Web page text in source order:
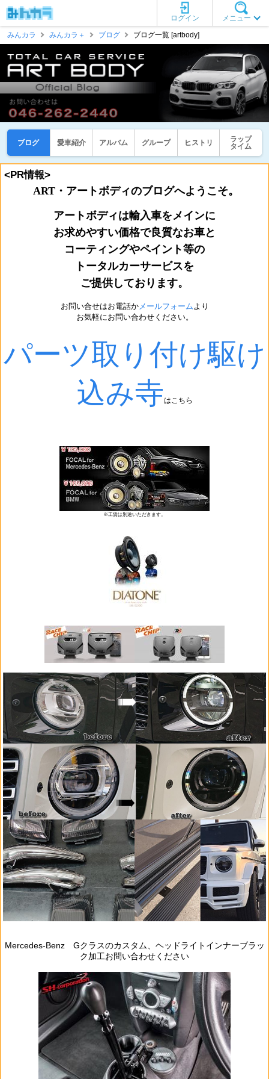
メニュー
ログイン
みんカラ
みんカラ＋ ブログ ブログ一覧 [artbody]
ブログ 愛車紹介 アルバム グループ ヒストリ
ラップ
タイム
<PR情報>
ART・アートボディのブログへようこそ。
アートボディは輸入車をメインに
お求めやすい価格で良質なお車と
コーティングやペイント等の
トータルカーサービスを
ご提供しております。
お問い合せはお電話かメールフォームより
お気軽にお問い合わせください。
パーツ取り付け駆け
込み寺はこちら
※工賃は別途いただきます。
Mercedes‐Benz Gクラスのカスタム、ヘッドライトインナーブラッ
ク加工お問い合わせください